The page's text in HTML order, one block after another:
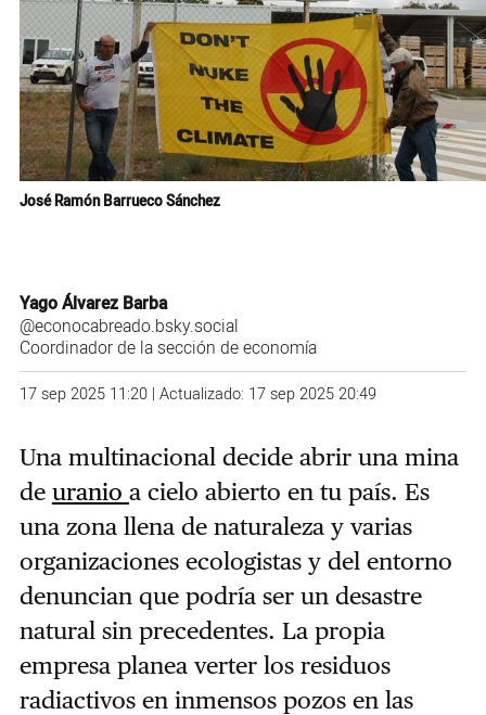
José Ramón Barrueco Sánchez
Yago Álvarez Barba
@econocabreado.bsky.social
Coordinador de la sección de economía
17 sep 2025 11:20 | Actualizado: 17 sep 2025 20:49
Una multinacional decide abrir una mina
de uranio a cielo abierto en tu país. Es
una zona llena de naturaleza y varias
organizaciones ecologistas y del entorno
denuncian que podría ser un desastre
natural sin precedentes. La propia
empresa planea verter los residuos
radiactivos en inmensos pozos en las